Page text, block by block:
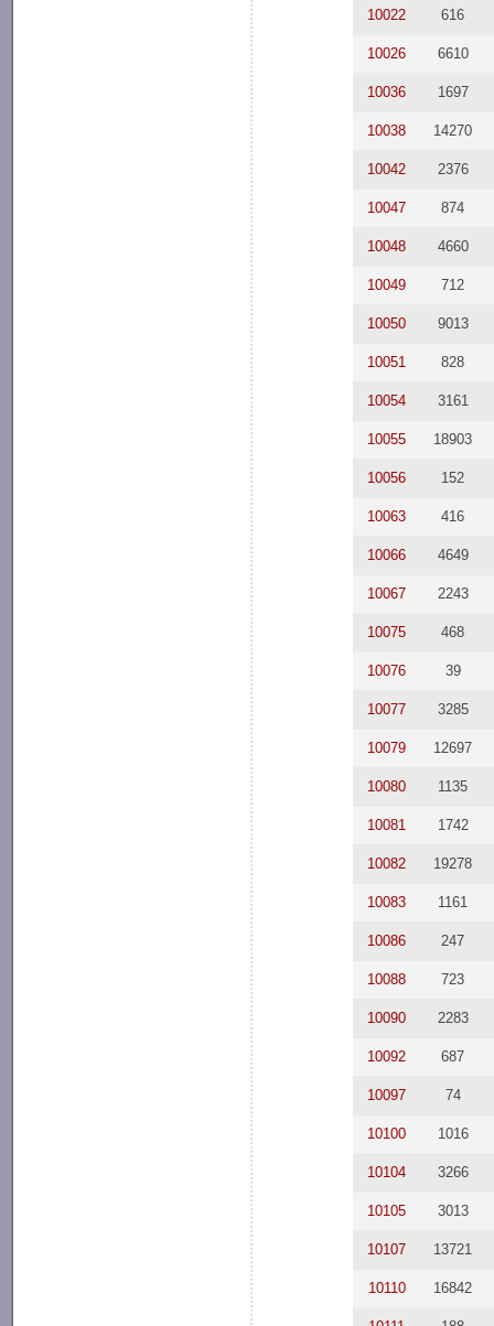
10022 616
10026 6610
10036 1697
10038 14270
10042 2376
10047 874
10048 4660
10049 712
10050 9013
10051 828
10054 3161
10055 18903
10056 152
10063 416
10066 4649
10067 2243
10075 468
10076 39
10077 3285
10079 12697
10080 1135
10081 1742
10082 19278
10083 1161
10086 247
10088 723
10090 2283
10092 687
10097 74
10100 1016
10104 3266
10105 3013
10107 13721
10110 16842